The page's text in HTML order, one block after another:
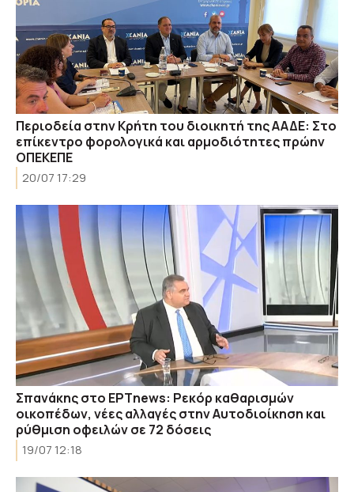
Περιοδεία στην Κρήτη του διοικητή της ΑΑΔΕ: Στο
επίκεντρο φορολογικά και αρμοδιότητες πρώην
ΟΠΕΚΕΠΕ
20/07 17:29
Σπανάκης στο ΕΡΤnews: Ρεκόρ καθαρισμών
οικοπέδων, νέες αλλαγές στην Αυτοδιοίκηση και
ρύθμιση οφειλών σε 72 δόσεις
19/07 12:18